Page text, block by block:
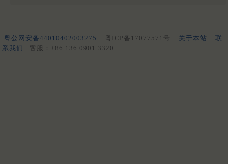
粤公网安备44010402003275 粤ICP备17077571号 关于本站
联
系我们
客服：+86 136 0901 3320